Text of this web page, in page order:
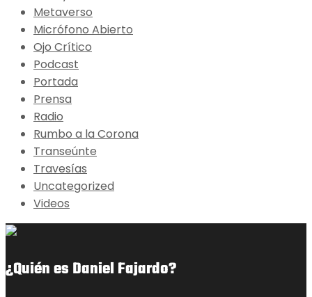
Metaverso
Micrófono Abierto
Ojo Crítico
Podcast
Portada
Prensa
Radio
Rumbo a la Corona
Transeúnte
Travesías
Uncategorized
Videos
¿Quién es Daniel Fajardo?